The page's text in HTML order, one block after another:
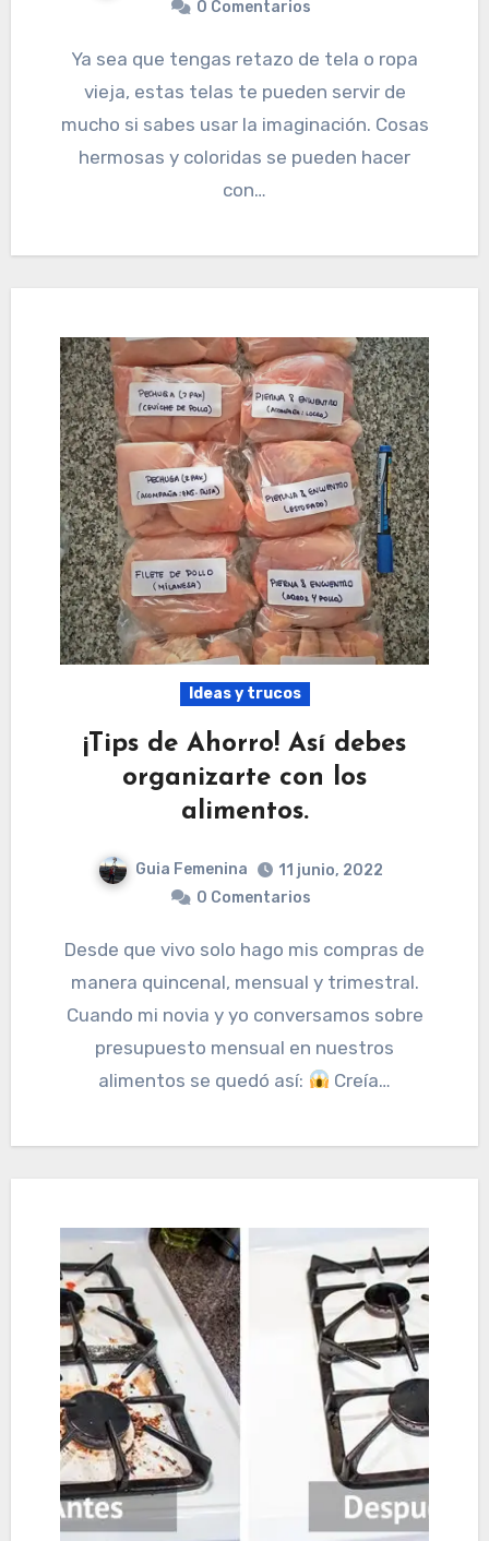
0 Comentarios
Ya sea que tengas retazo de tela o ropa
vieja, estas telas te pueden servir de
mucho si sabes usar la imaginación. Cosas
hermosas y coloridas se pueden hacer
con…
Ideas y trucos
¡Tips de Ahorro! Así debes
organizarte con los
alimentos.
Guia Femenina
11 junio, 2022
0 Comentarios
Desde que vivo solo hago mis compras de
manera quincenal, mensual y trimestral.
Cuando mi novia y yo conversamos sobre
presupuesto mensual en nuestros
alimentos se quedó así:
Creía…